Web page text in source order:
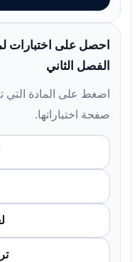
احصل على اختبارات
الفصل الثاني
اضغط على المادة التي
صفحة اختباراتها.